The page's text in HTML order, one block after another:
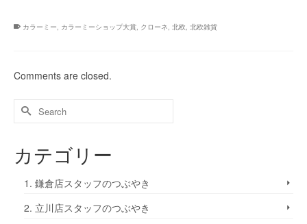
カラーミー, カラーミーショップ大賞, クローネ, 北欧, 北欧雑貨
Comments are closed.
カテゴリー
1. 鎌倉店スタッフのつぶやき
2. 立川店スタッフのつぶやき